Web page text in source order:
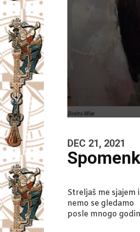
Dimitra MIlan
DEC 21, 2021
Streljaš me sjajem
nemo se gledamo
posle mnogo